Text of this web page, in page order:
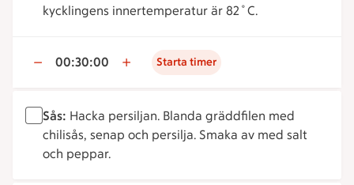
kycklingens innertemperatur är 82˚C.
00:30:00 Starta timer
Sås: Hacka persiljan. Blanda gräddfilen med
chilisås, senap och persilja. Smaka av med salt
och peppar.